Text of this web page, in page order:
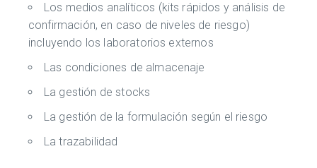
Los medios analíticos (kits rápidos y análisis de
confirmación, en caso de niveles de riesgo)
incluyendo los laboratorios externos
Las condiciones de almacenaje
La gestión de stocks
La gestión de la formulación según el riesgo
La trazabilidad